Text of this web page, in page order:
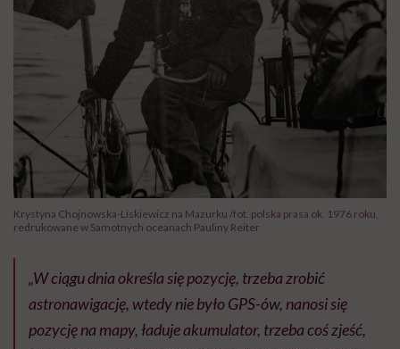
Krystyna Chojnowska-Liskiewicz na Mazurku /fot. polska prasa ok. 1976 roku,
redrukowane w Samotnych oceanach Pauliny Reiter
„W ciągu dnia określa się pozycję, trzeba zrobić
astronawigację, wtedy nie było GPS-ów, nanosi się
pozycję na mapy, ładuje akumulator, trzeba coś zjeść,